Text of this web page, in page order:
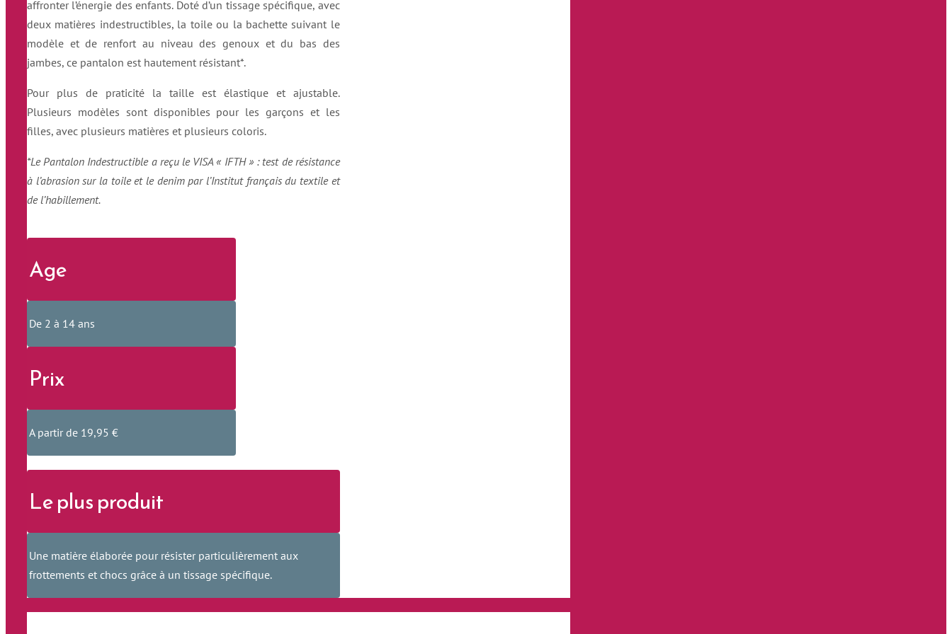
affronter l’énergie des enfants. Doté d’un tissage spécifique, avec
deux matières indestructibles, la toile ou la bachette suivant le
modèle et de renfort au niveau des genoux et du bas des
jambes, ce pantalon est hautement résistant*.
Pour plus de praticité la taille est élastique et ajustable.
Plusieurs modèles sont disponibles pour les garçons et les
filles, avec plusieurs matières et plusieurs coloris.
*Le Pantalon Indestructible a reçu le VISA « IFTH » : test de résistance
à l’abrasion sur la toile et le denim par l’Institut français du textile et
de l’habillement.
Age
De 2 à 14 ans
Prix
A partir de 19,95 €
Le plus produit
Une matière élaborée pour résister particulièrement aux
frottements et chocs grâce à un tissage spécifique.